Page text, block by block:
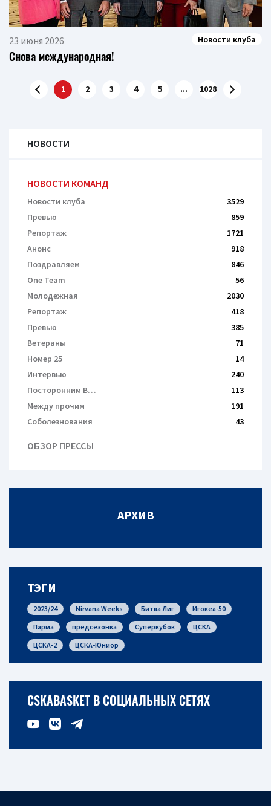
23 июня 2026 Новости клуба
Снова международная!
1 2 3 4 5 ... 1028
НОВОСТИ
НОВОСТИ КОМАНД
Новости клуба
3529
Превью
859
Репортаж
1721
Анонс
918
Поздравляем
846
One Team
56
Молодежная
2030
Репортаж
418
Превью
385
Ветераны
71
Номер 25
14
Интервью
240
Посторонним В…
113
Между прочим
191
Соболезнования
43
ОБЗОР ПРЕССЫ
АРХИВ
ТЭГИ
2023/24 Nirvana Weeks Битва Лиг
Игокеа-50
Парма
предсезонка Суперкубок
ЦСКА
ЦСКА-2
ЦСКА-Юниор
CSKABASKET В СОЦИАЛЬНЫХ СЕТЯХ